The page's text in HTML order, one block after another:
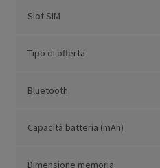
Slot SIM
Tipo di offerta
Bluetooth
Capacità batteria (mAh)
Dimensione memoria